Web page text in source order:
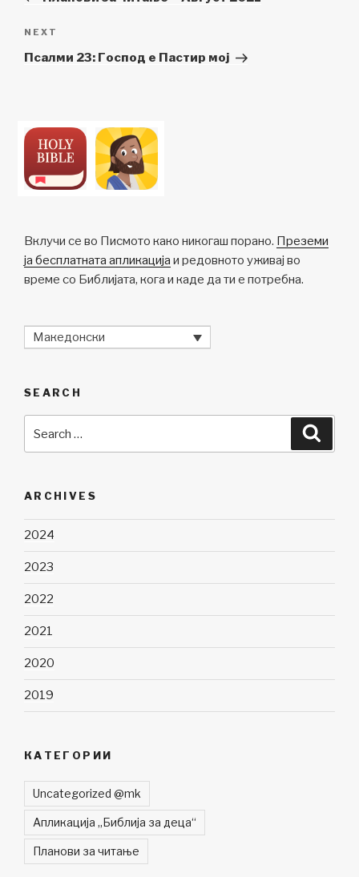
напис
Next
Post
NEXT
Псалми 23: Господ е Пастир мој
Вклучи се во Писмото како никогаш порано. Преземи
ја бесплатната апликација и редовното уживај во
време со Библијата, кога и каде да ти е потребна.
Македонски
SEARCH
for:
ARCHIVES
2024
2023
2022
2021
2020
2019
КАТЕГОРИИ
Uncategorized @mk
Апликација „Библија за деца“
Планови за читање